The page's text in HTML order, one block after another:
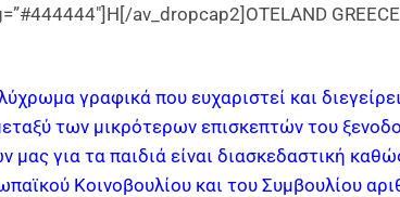
av_dropcap2]OTELAND GREECE
γραφικά που ευχαριστεί και
των μικρότερων επισκεπτών του
για τα παιδιά είναι διασκεδαστική
Κοινοβουλίου και του Συμβουλίου